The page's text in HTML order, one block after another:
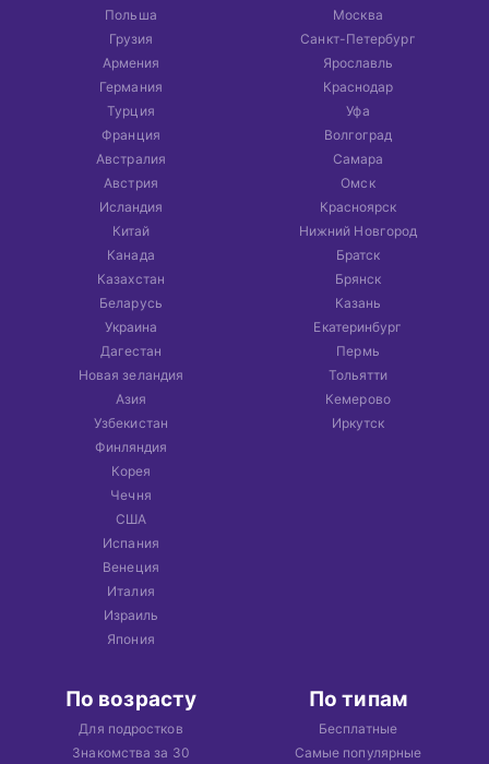
Польша
Грузия
Армения
Германия
Турция
Франция
Австралия
Австрия
Исландия
Китай
Канада
Казахстан
Беларусь
Украина
Дагестан
Новая зеландия
Азия
Узбекистан
Финляндия
Корея
Чечня
США
Испания
Венеция
Италия
Израиль
Япония
Москва
Санкт-Петербург
Ярославль
Краснодар
Уфа
Волгоград
Самара
Омск
Красноярск
Нижний Новгород
Братск
Брянск
Казань
Екатеринбург
Пермь
Тольятти
Кемерово
Иркутск
По возрасту
Для подростков
Знакомства за 30
По типам
Бесплатные
Самые популярные